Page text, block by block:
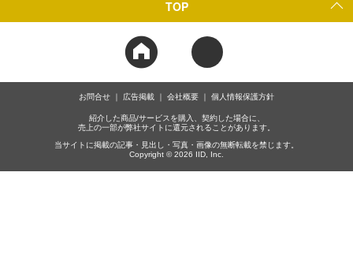
TOP
お問合せ 広告掲載 会社概要 個人情報保護方針
紹介した商品/サービスを購入、契約した場合に、
売上の一部が弊社サイトに還元されることがあります。
当サイトに掲載の記事・見出し・写真・画像の無断転載を禁じます。
Copyright © 2026 IID, Inc.